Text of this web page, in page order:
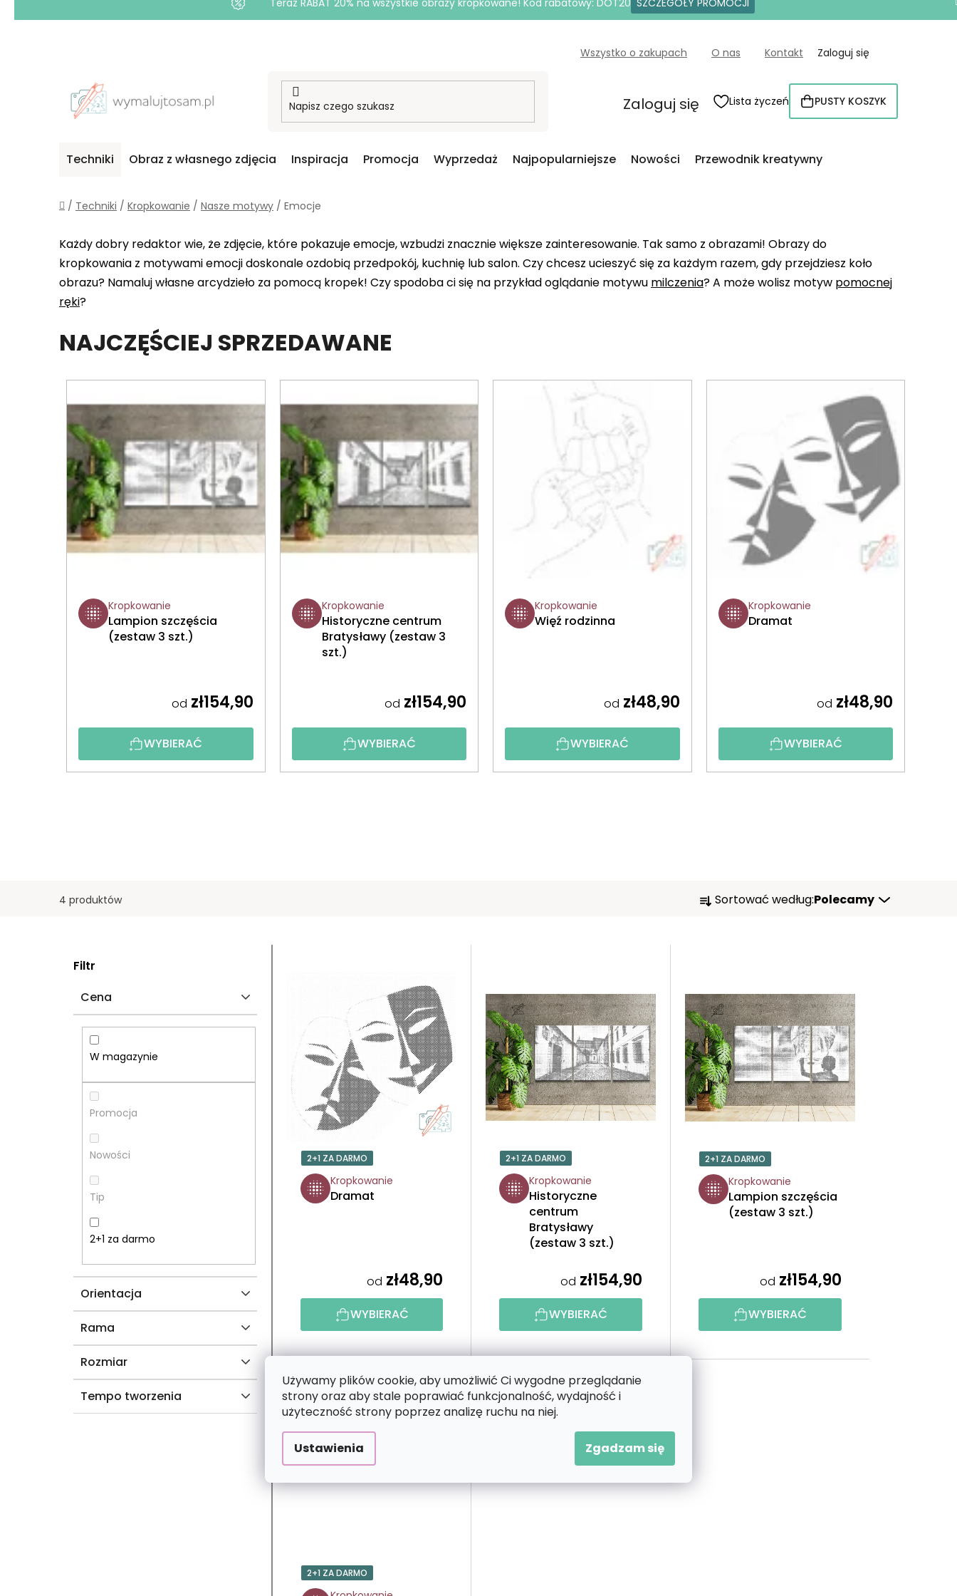
Używamy plików cookie, aby umożliwić Ci wygodne przeglądanie
strony oraz aby stale poprawiać funkcjonalność, wydajność i
użyteczność strony poprzez analizę ruchu na niej.
Ustawienia Zgadzam się
Teraz RABAT 20% na wszystkie obrazy kropkowane! Kod rabatowy: DOT20 SZCZEGÓŁY PROMOCJI
Wszystko o zakupach O nas Kontakt Zaloguj się
Zaloguj się Lista życzeń KOSZYK
PUSTY KOSZYK
Techniki Obraz z własnego zdjęcia Inspiracja Promocja Wyprzedaż Najpopularniejsze Nowości Przewodnik kreatywny
Home
/ Techniki / Kropkowanie / Nasze motywy / Emocje
Każdy dobry redaktor wie, że zdjęcie, które pokazuje emocje, wzbudzi znacznie większe zainteresowanie. Tak samo z obrazami! Obrazy do
kropkowania z motywami emocji doskonale ozdobią przedpokój, kuchnię lub salon. Czy chcesz ucieszyć się za każdym razem, gdy przejdziesz koło
obrazu? Namaluj własne arcydzieło za pomocą kropek! Czy spodoba ci się na przykład oglądanie motywu milczenia? A może wolisz motyw pomocnej
ręki?
NAJCZĘŚCIEJ SPRZEDAWANE
Kropkowanie
Lampion szczęścia
(zestaw 3 szt.)
od zł154,90
WYBIERAĆ
Kropkowanie
Historyczne centrum
Bratysławy (zestaw 3
szt.)
od zł154,90
WYBIERAĆ
Kropkowanie
Więź rodzinna
od zł48,90
WYBIERAĆ
Kropkowanie
Dramat
od zł48,90
WYBIERAĆ
4 produktów
S
T
O
W
A
N
I
E
P
D
U
K
Sortować według:Polecamy
Y
Filtr
Cena
W magazynie
Promocja
Nowości
Tip
2+1 za darmo
Orientacja
Rama
Rozmiar
Tempo tworzenia
W
2+1 ZA DARMO
Kropkowanie
Dramat
od zł48,90
WYBIERAĆ
2+1 ZA DARMO
Kropkowanie
Historyczne
centrum
Bratysławy
(zestaw 3 szt.)
od zł154,90
WYBIERAĆ
2+1 ZA DARMO
Kropkowanie
Lampion szczęścia
(zestaw 3 szt.)
od zł154,90
WYBIERAĆ
2+1 ZA DARMO